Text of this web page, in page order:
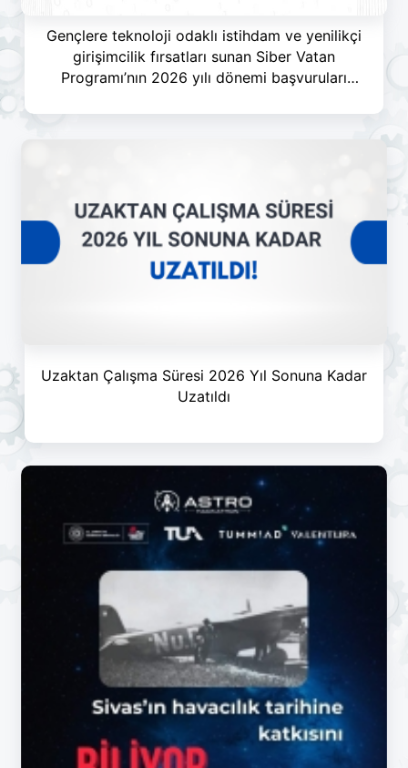
Gençlere teknoloji odaklı istihdam ve yenilikçi
girişimcilik fırsatları sunan Siber Vatan
Programı’nın 2026 yılı dönemi başvuruları
Uzaktan Çalışma Süresi 2026 Yıl Sonuna Kadar
Uzatıldı